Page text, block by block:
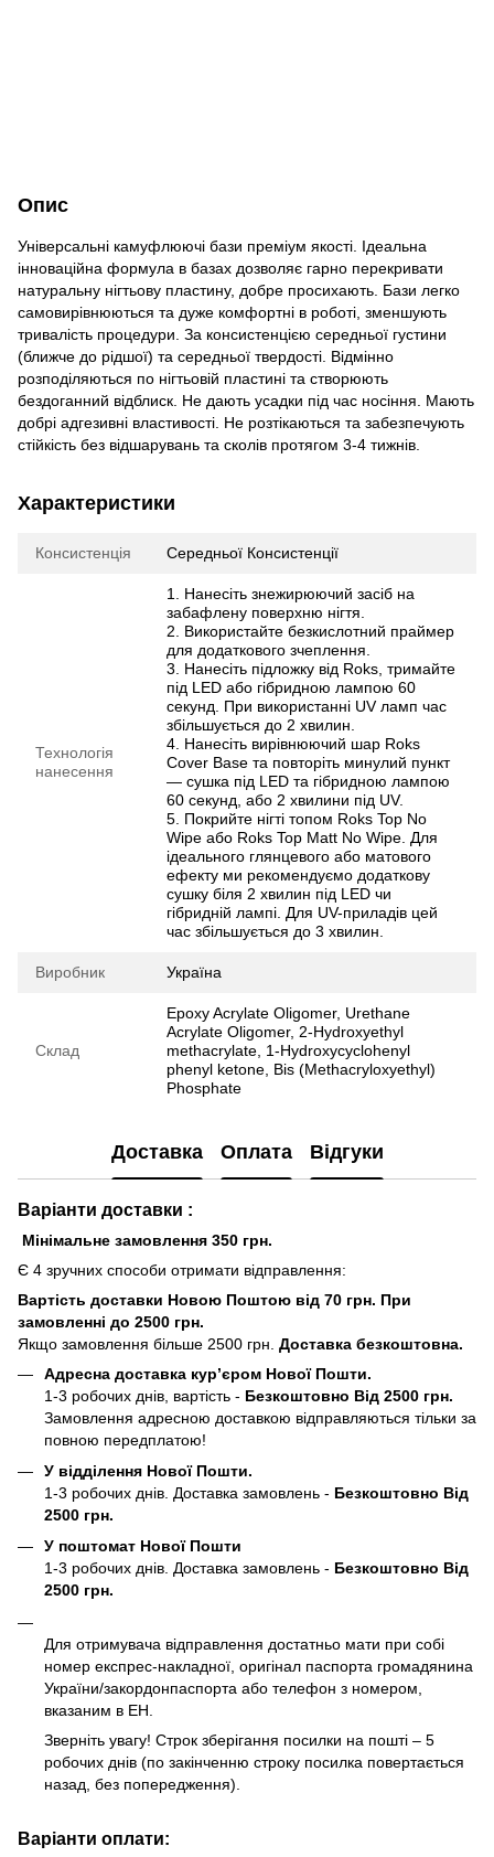
Опис
Універсальні камуфлюючі бази преміум якості. Ідеальна
інноваційна формула в базах дозволяє гарно перекривати
натуральну нігтьову пластину, добре просихають. Бази легко
самовирівнюються та дуже комфортні в роботі, зменшують
тривалість процедури. За консистенцією середньої густини
(ближче до рідшої) та середньої твердості. Відмінно
розподіляються по нігтьовій пластині та створюють
бездоганний відблиск. Не дають усадки під час носіння. Мають
добрі адгезивні властивості. Не розтікаються та забезпечують
стійкість без відшарувань та сколів протягом 3-4 тижнів.
Характеристики
Консистенція Середньої Консистенції
Технологія
нанесення
1. Нанесіть знежирюючий засіб на
забафлену поверхню нігтя.
2. Використайте безкислотний праймер
для додаткового зчеплення.
3. Нанесіть підложку від Roks, тримайте
під LED або гібридною лампою 60
секунд. При використанні UV ламп час
збільшується до 2 хвилин.
4. Нанесіть вирівнюючий шар Roks
Cover Base та повторіть минулий пункт
— сушка під LED та гібридною лампою
60 секунд, або 2 хвилини під UV.
5. Покрийте нігті топом Roks Top No
Wipe або Roks Top Matt No Wipe. Для
ідеального глянцевого або матового
ефекту ми рекомендуємо додаткову
сушку біля 2 хвилин під LED чи
гібридній лампі. Для UV-приладів цей
час збільшується до 3 хвилин.
Виробник Україна
Склад
Epoxy Acrylate Oligomer, Urethane
Acrylate Oligomer, 2-Hydroxyethyl
methacrylate, 1-Hydroxycyclohenyl
phenyl ketone, Bis (Methacryloxyethyl)
Phosphate
Доставка Оплата Відгуки
Варіанти доставки :
Мінімальне замовлення 350 грн.
Є 4 зручних способи отримати відправлення:
Вартість доставки Новою Поштою від 70 грн. При
замовленні до 2500 грн.
Якщо замовлення більше 2500 грн. Доставка безкоштовна.
Адресна доставка кур’єром Нової Пошти.
1-3 робочих днів, вартість - Безкоштовно Від 2500 грн.
Замовлення адресною доставкою відправляються тільки за
повною передплатою!
У відділення Нової Пошти.
1-3 робочих днів. Доставка замовлень - Безкоштовно Від
2500 грн.
У поштомат Нової Пошти
1-3 робочих днів. Доставка замовлень - Безкоштовно Від
2500 грн.
Для отримувача відправлення достатньо мати при собі
номер експрес-накладної, оригінал паспорта громадянина
України/закордонпаспорта або телефон з номером,
вказаним в ЕН.
Зверніть увагу! Строк зберігання посилки на пошті – 5
робочих днів (по закінченню строку посилка повертається
назад, без попередження).
Варіанти оплати: